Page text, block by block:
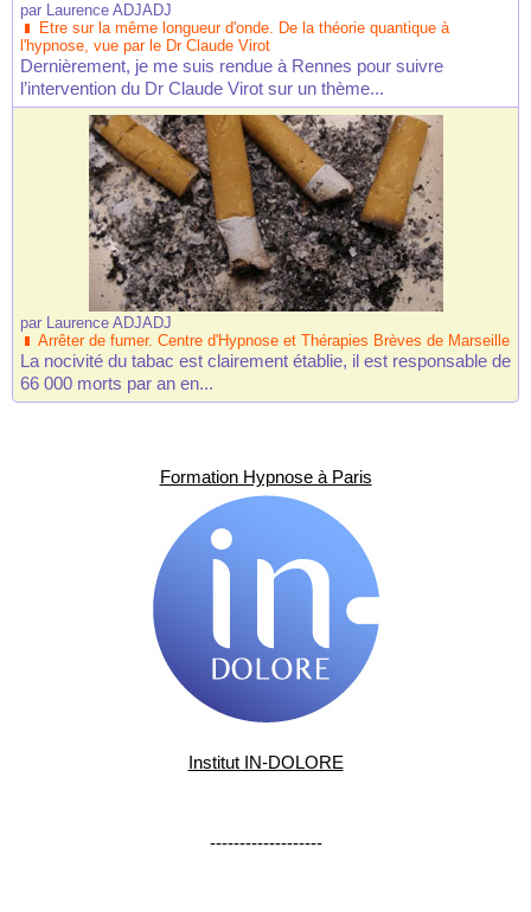
par Laurence ADJADJ
Etre sur la même longueur d'onde. De la théorie quantique à
l'hypnose, vue par le Dr Claude Virot
Dernièrement, je me suis rendue à Rennes pour suivre
l’intervention du Dr Claude Virot sur un thème...
par Laurence ADJADJ
Arrêter de fumer. Centre d'Hypnose et Thérapies Brèves de Marseille
La nocivité du tabac est clairement établie, il est responsable de
66 000 morts par an en...
Formation Hypnose à Paris
Institut IN-DOLORE
-------------------